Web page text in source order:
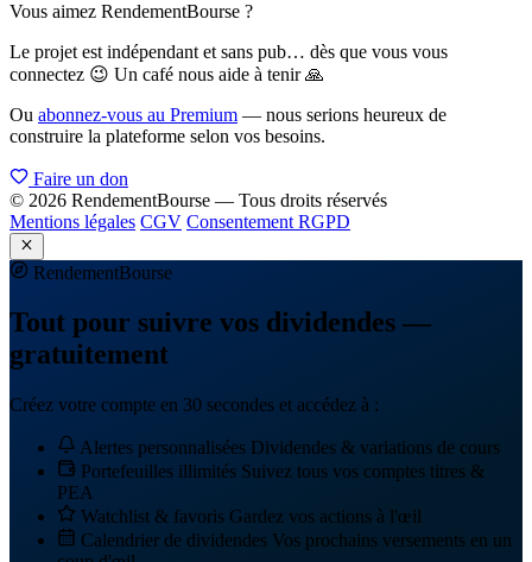
Vous aimez RendementBourse ?
Le projet est indépendant et sans pub… dès que vous vous
connectez 😉 Un café nous aide à tenir 🙏
Ou abonnez-vous au Premium — nous serions heureux de
construire la plateforme selon vos besoins.
Faire un don
© 2026 RendementBourse — Tous droits réservés
Mentions légales CGV Consentement RGPD
RendementBourse
Tout pour suivre vos dividendes —
gratuitement
Créez votre compte en 30 secondes et accédez à :
Alertes personnalisées Dividendes & variations de cours
Portefeuilles illimités Suivez tous vos comptes titres &
PEA
Watchlist & favoris Gardez vos actions à l'œil
Calendrier de dividendes Vos prochains versements en un